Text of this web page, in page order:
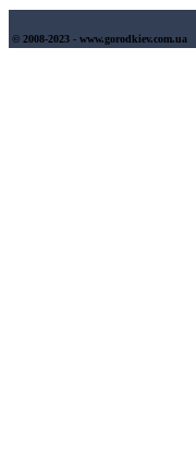
© 2008-2023 - www.gorodkiev.com.ua